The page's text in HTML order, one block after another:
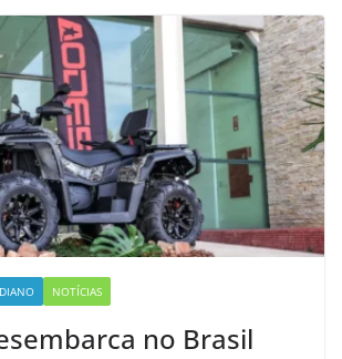
NOTÍCIAS
no Brasil